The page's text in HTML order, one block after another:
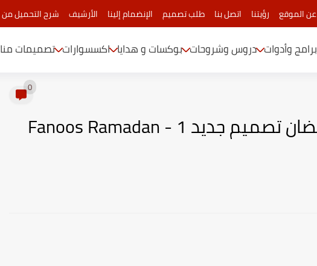
عن الموقع رؤيتنا اتصل بنا طلب تصميم الإنضمام إلينا الأرشيف شرح التحميل
برامج وأدوات دروس وشروحات بوكسات و هدايا اكسسوارات تصميمات
0
تحميل تصميم فانوس رمضان تصميم جديد 1 - Fanoos Ramadan